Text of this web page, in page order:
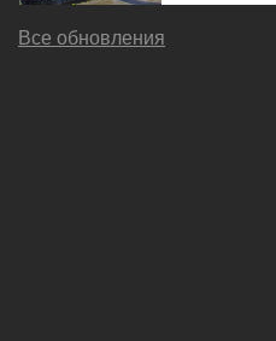
Все обновления